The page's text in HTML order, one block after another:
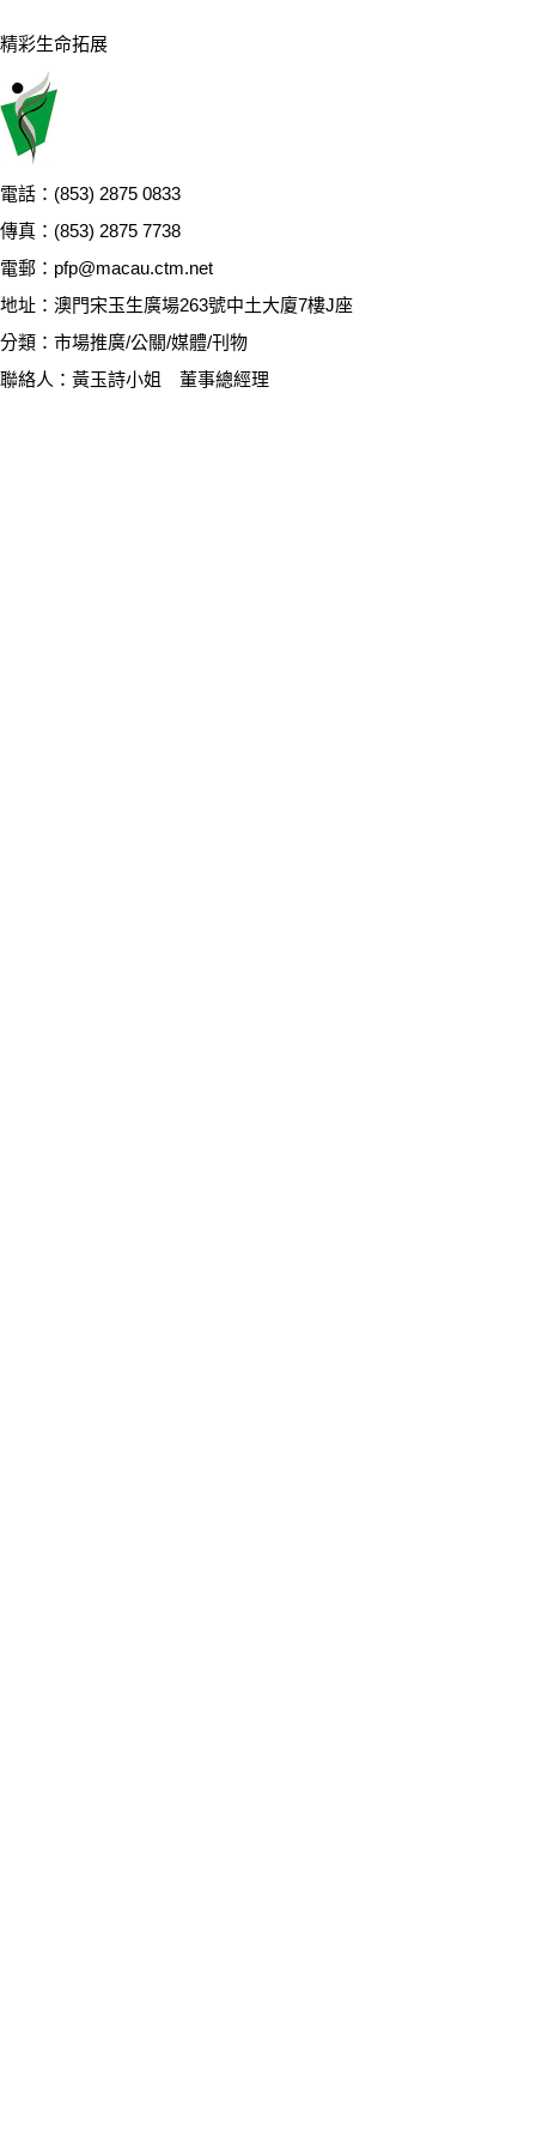
精彩生命拓展
電話：(853) 2875 0833
傳真：(853) 2875 7738
電郵：pfp@macau.ctm.net
地址：澳門宋玉生廣場263號中土大廈7樓J座
分類：市場推廣/公關/媒體/刊物
聯絡人： 黃玉詩小姐 董事總經理